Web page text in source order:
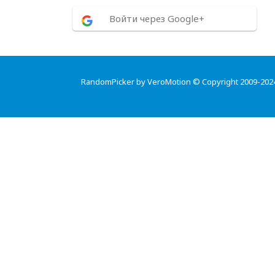
Войти через Google+
RandomPicker by VeroMotion © Copyright 2009-